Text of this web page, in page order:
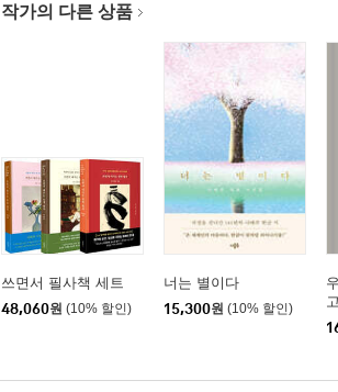
작가의 다른 상품
쓰면서 필사책 세트
48,060원 (10% 할인)
너는 별이다
15,300원 (10% 할인)